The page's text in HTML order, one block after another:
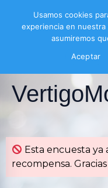
Encuesta
Esta encuesta
recompensa.
Usamos cookies
experiencia en
asumiremos
Aceptar